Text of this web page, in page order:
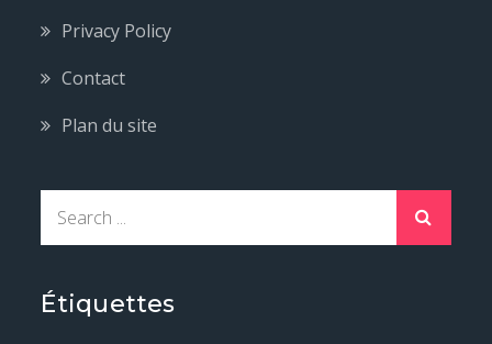
Privacy Policy
Contact
Plan du site
r
Étiquettes